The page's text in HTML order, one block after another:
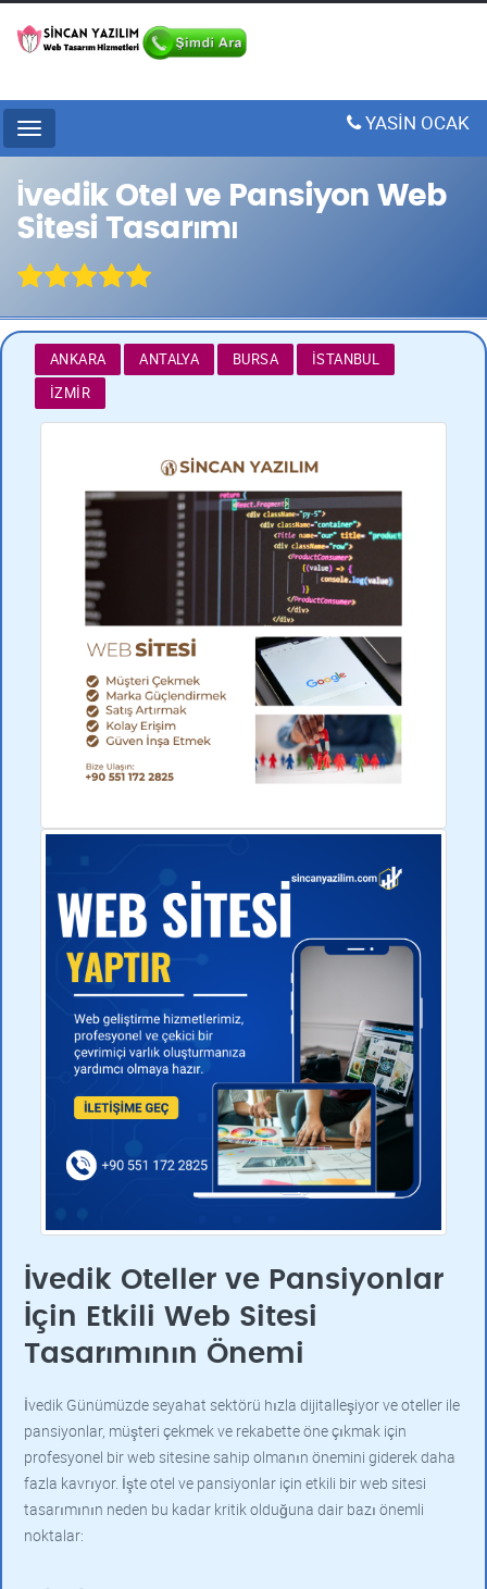
Menu YASİN OCAK
İvedik Otel ve Pansiyon Web
Sitesi Tasarımı
ANKARA ANTALYA BURSA
İSTANBUL
İZMIR
İvedik Oteller ve Pansiyonlar
İçin Etkili Web Sitesi
Tasarımının Önemi
İvedik Günümüzde seyahat sektörü hızla dijitalleşiyor ve oteller ile
pansiyonlar, müşteri çekmek ve rekabette öne çıkmak için
profesyonel bir web sitesine sahip olmanın önemini giderek daha
fazla kavrıyor. İşte otel ve pansiyonlar için etkili bir web sitesi
tasarımının neden bu kadar kritik olduğuna dair bazı önemli
noktalar: